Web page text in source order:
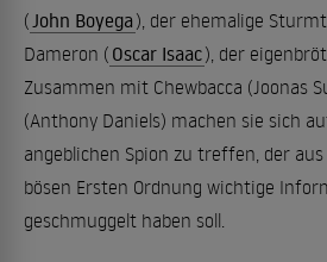
( John Boyega ), der ehemalige
Dameron ( Oscar Isaac), der
Zusammen mit Chewbacca (Joonas
(Anthony Daniels) machen sie sich
angeblichen Spion zu treffen, der
bösen Ersten Ordnung wichtige
geschmuggelt haben soll.